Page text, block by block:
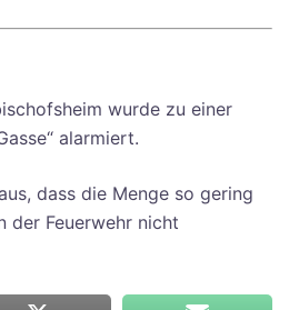
wurde zu einer
alarmiert.
dass die Menge so gering
der Feuerwehr nicht